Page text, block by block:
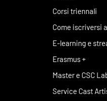
Corsi triennali
Come iscriversi
E-learning e
Erasmus +
Master e CSC
Service Cast